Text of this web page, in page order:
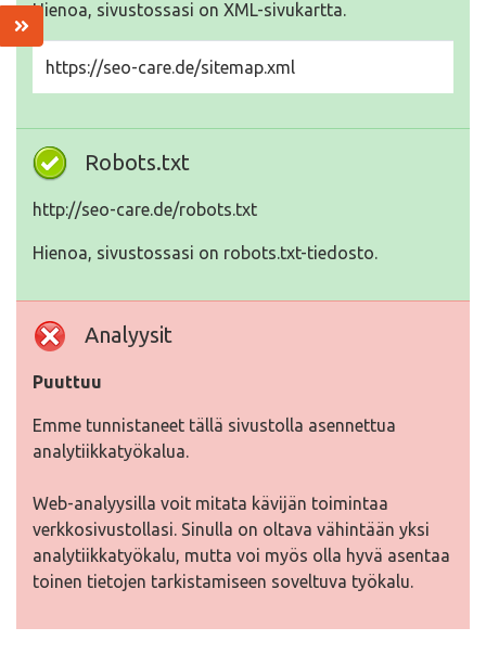
Hienoa, sivustossasi on XML-sivukartta.
https://seo-care.de/sitemap.xml
Robots.txt
http://seo-care.de/robots.txt
Hienoa, sivustossasi on robots.txt-tiedosto.
Analyysit
Puuttuu
Emme tunnistaneet tällä sivustolla asennettua
analytiikkatyökalua.
Web-analyysilla voit mitata kävijän toimintaa
verkkosivustollasi. Sinulla on oltava vähintään yksi
analytiikkatyökalu, mutta voi myös olla hyvä asentaa
toinen tietojen tarkistamiseen soveltuva työkalu.